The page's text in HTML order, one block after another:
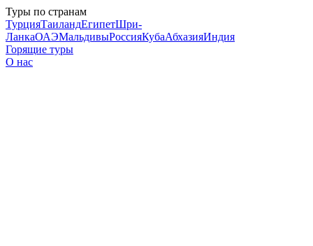
Туры по странам
ТурцияТаиландЕгипетШри-
ЛанкаОАЭМальдивыРоссияКубаАбхазияИндия
Горящие туры
О нас